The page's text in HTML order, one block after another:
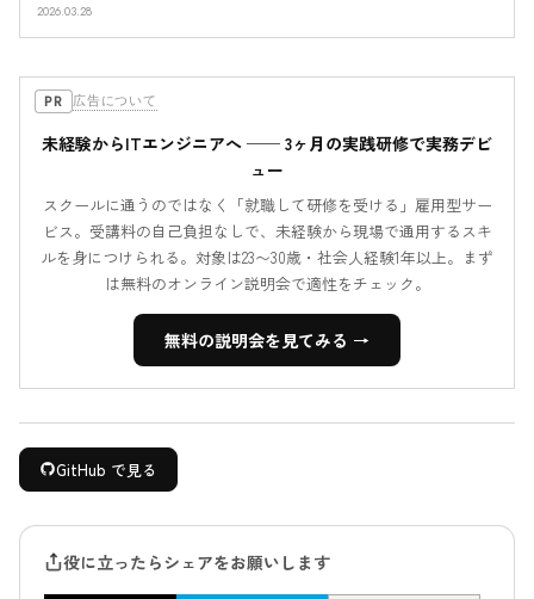
2026.03.28
PR 広告について
未経験からITエンジニアへ ── 3ヶ月の実践研修で実務デビ
ュー
スクールに通うのではなく「就職して研修を受ける」雇用型サー
ビス。受講料の自己負担なしで、未経験から現場で通用するスキ
ルを身につけられる。対象は23〜30歳・社会人経験1年以上。まず
は無料のオンライン説明会で適性をチェック。
無料の説明会を見てみる →
GitHub で見る
役に立ったらシェアをお願いします